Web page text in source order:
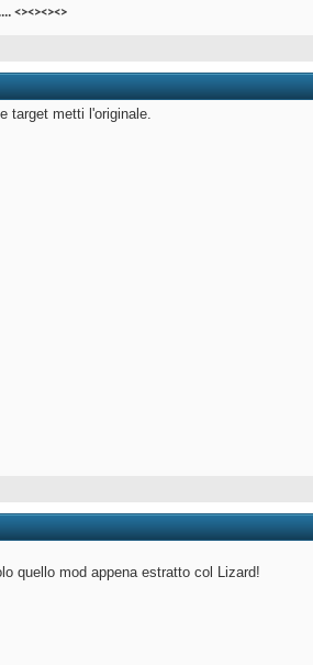
<><><><>
target metti l'originale.
quello mod appena estratto col Lizard!